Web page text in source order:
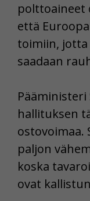
polttoaineet
että
toimiin,
saadaan
hallituksen
ostovoimaa.
paljon
koska
ovat